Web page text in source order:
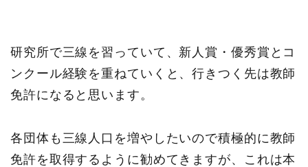
研究所で三線を習っていて、新人賞・優秀賞とコ
ンクール経験を重ねていくと、行きつく先は教師
免許になると思います。
各団体も三線人口を増やしたいので積極的に教師
免許を取得するように勧めてきますが、これは本